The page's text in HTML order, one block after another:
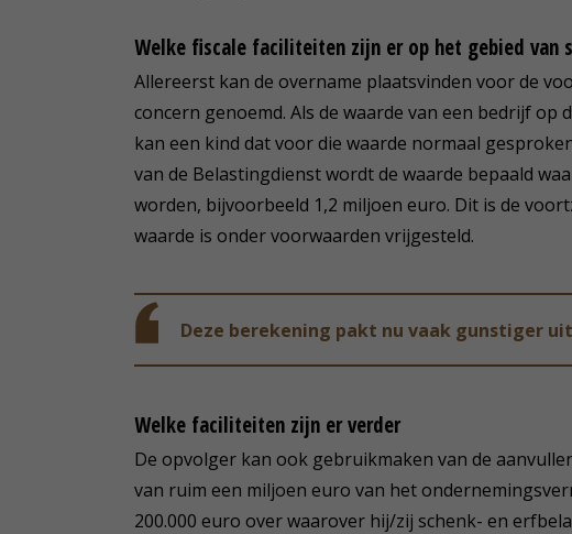
Welke fiscale faciliteiten zijn er op het gebied van
Allereerst kan de overname plaatsvinden voor de
concern genoemd. Als de waarde van een bedrijf
kan een kind dat voor die waarde normaal
van de Belastingdienst wordt de waarde bepaald
worden, bijvoorbeeld 1,2 miljoen euro. Dit is de
waarde is onder voorwaarden vrijgesteld.
Deze berekening pakt nu vaak gunstiger
Welke faciliteiten zijn er verder
De opvolger kan ook gebruikmaken van de
van ruim een miljoen euro van het
200.000 euro over waarover hij/zij schenk- en